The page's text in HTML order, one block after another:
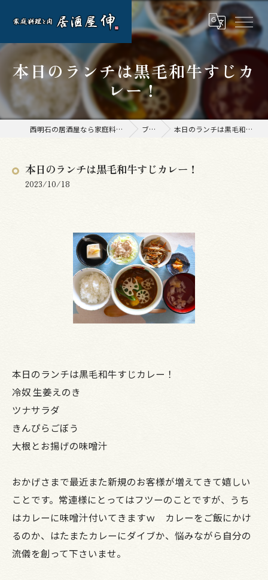
本日のランチは黒毛和牛すじカ
レー！
西明石の居酒屋なら家庭料理と肉 居酒屋 伸 ブログ 本日のランチは黒毛和牛すじカレー！
本日のランチは黒毛和牛すじカレー！
2023/10/18
本日のランチは黒毛和牛すじカレー！
冷奴 生姜えのき
ツナサラダ
きんぴらごぼう
大根とお揚げの味噌汁
おかげさまで最近また新規のお客様が増えてきて嬉しい
ことです。常連様にとってはフツーのことですが、うち
はカレーに味噌汁付いてきますｗ カレーをご飯にかけ
るのか、はたまたカレーにダイブか、悩みながら自分の
流儀を創って下さいませ。